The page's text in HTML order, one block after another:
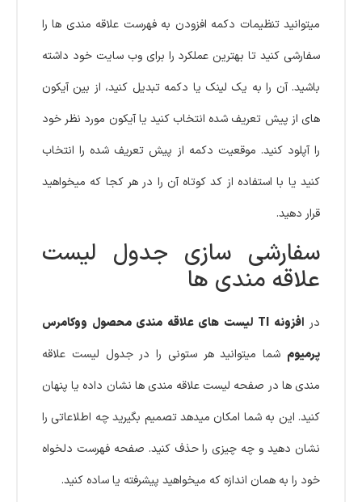
میتوانید تنظیمات دکمه افزودن به فهرست علاقه مندی ها را
سفارشی کنید تا بهترین عملکرد را برای وب سایت خود داشته
باشید. آن را به یک لینک یا دکمه تبدیل کنید، از بین آیکون
های از پیش تعریف شده انتخاب کنید یا آیکون مورد نظر خود
را آپلود کنید. موقعیت دکمه از پیش تعریف شده را انتخاب
کنید یا با استفاده از کد کوتاه آن را در هر کجا که میخواهید
قرار دهید.
سفارشی سازی جدول لیست
علاقه مندی ها
در
افزونه TI لیست های علاقه مندی محصول ووکامرس
پرمیوم شما میتوانید هر ستونی را در جدول لیست علاقه
مندی ها در صفحه لیست علاقه مندی ها نشان داده یا پنهان
کنید. این به شما امکان میدهد تصمیم بگیرید چه اطلاعاتی را
نشان دهید و چه چیزی را حذف کنید. صفحه فهرست دلخواه
خود را به همان اندازه که میخواهید پیشرفته یا ساده کنید.